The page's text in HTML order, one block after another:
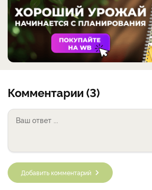
Комментарии (3)
Добавить комментарий